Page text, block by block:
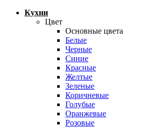
Кухни
Цвет
Основные цвета
Белые
Черные
Синие
Красные
Желтые
Зеленые
Коричневые
Голубые
Оранжевые
Розовые